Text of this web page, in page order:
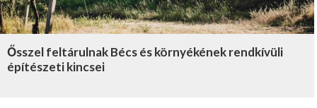
Ősszel feltárulnak Bécs és környékének rendkívüli
építészeti kincsei